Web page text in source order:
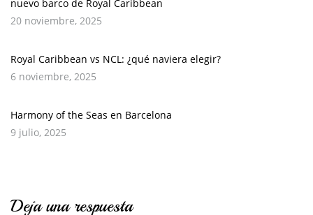
nuevo barco de Royal Caribbean
20 noviembre, 2025
Royal Caribbean vs NCL: ¿qué naviera elegir?
6 noviembre, 2025
Harmony of the Seas en Barcelona
9 julio, 2025
Deja una respuesta